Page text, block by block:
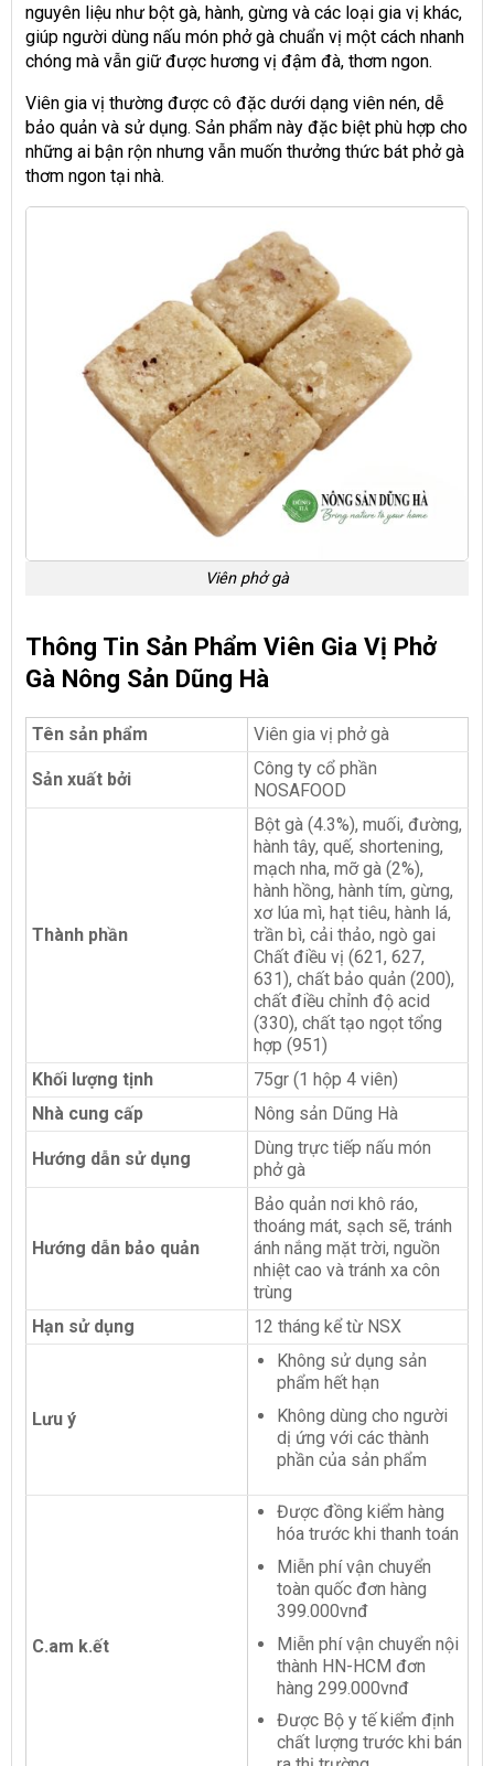
nguyên liệu như bột gà, hành, gừng và các loại gia vị khác,
giúp người dùng nấu món phở gà chuẩn vị một cách nhanh
chóng mà vẫn giữ được hương vị đậm đà, thơm ngon.
Viên gia vị thường được cô đặc dưới dạng viên nén, dễ
bảo quản và sử dụng. Sản phẩm này đặc biệt phù hợp cho
những ai bận rộn nhưng vẫn muốn thưởng thức bát phở gà
thơm ngon tại nhà.
Viên phở gà
Thông Tin Sản Phẩm Viên Gia Vị Phở
Gà Nông Sản Dũng Hà
Tên sản phẩm Viên gia vị phở gà
Sản xuất bởi
Công ty cổ phần
NOSAFOOD
Thành phần
Bột gà (4.3%), muối, đường,
hành tây, quế, shortening,
mạch nha, mỡ gà (2%),
hành hồng, hành tím, gừng,
xơ lúa mì, hạt tiêu, hành lá,
trần bì, cải thảo, ngò gai
Chất điều vị (621, 627,
631), chất bảo quản (200),
chất điều chỉnh độ acid
(330), chất tạo ngọt tổng
hợp (951)
Khối lượng tịnh
75gr (1 hộp 4 viên)
Nhà cung cấp
Nông sản Dũng Hà
Hướng dẫn sử dụng
Dùng trực tiếp nấu món
phở gà
Hướng dẫn bảo quản
Bảo quản nơi khô ráo,
thoáng mát, sạch sẽ, tránh
ánh nắng mặt trời, nguồn
nhiệt cao và tránh xa côn
trùng
Hạn sử dụng
12 tháng kể từ NSX
Lưu ý
Không sử dụng sản
phẩm hết hạn
Không dùng cho người
dị ứng với các thành
phần của sản phẩm
C.am k.ết
Được đồng kiểm hàng
hóa trước khi thanh toán
Miễn phí vận chuyển
toàn quốc đơn hàng
399.000vnđ
Miễn phí vận chuyển nội
thành HN-HCM đơn
hàng 299.000vnđ
Được Bộ y tế kiểm định
chất lượng trước khi bán